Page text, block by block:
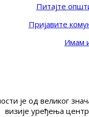
Питајте
Пријавите
Имам
је од великог
визије уређења